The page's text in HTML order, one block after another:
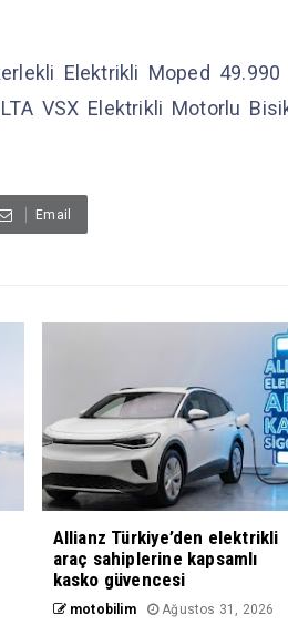
Elektrikli Moped 49.990
VSX Elektrikli Motorlu
Email
Allianz Türkiye’den elektrikli
araç sahiplerine kapsamlı
kasko güvencesi
motobilim Ağustos 31, 2026